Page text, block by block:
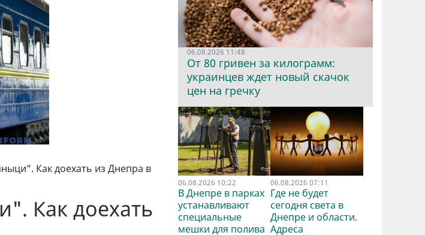
Как доехать из Днепра в
Как доехать
06.08.2026 11:48
От 80 гривен за килограмм:
украинцев ждет новый скачок
цен на гречку
06.08.2026 10:22
В Днепре в парках
устанавливают
специальные
мешки для полива
06.08.2026 07:11
Где не будет
сегодня света в
Днепре и области.
Адреса